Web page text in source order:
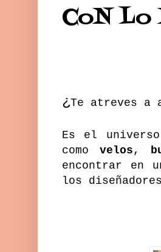
CoN Lo
¿Te atreves a
Es el
como velos,
encontrar en
los